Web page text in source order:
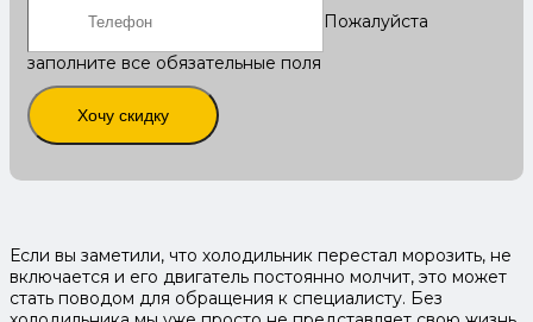
Пожалуйста
заполните все обязательные поля
Хочу скидку
Если вы заметили, что холодильник перестал морозить, не
включается и его двигатель постоянно молчит, это может
стать поводом для обращения к специалисту. Без